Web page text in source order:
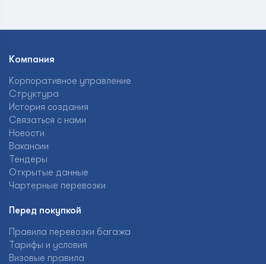
Компания
Корпоративное управление
Структура
История создания
Связаться с нами
Новости
Вакансии
Тендеры
Открытые данные
Чартерные перевозки
Перед покупкой
Правила перевозки багажа
Тарифы и условия
Визовые правила